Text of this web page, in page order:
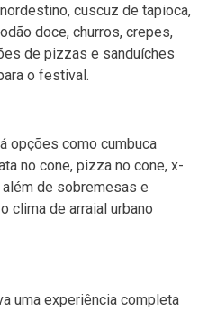
cuscuz de tapioca,
doce, churros, crepes,
de pizzas e sanduíches
o festival.
opções como cumbuca
no cone, pizza no cone, x-
de sobremesas e
clima de arraial urbano
uma experiência completa